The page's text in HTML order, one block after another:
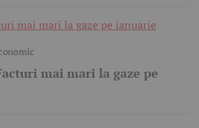
mai mari la gaze pe